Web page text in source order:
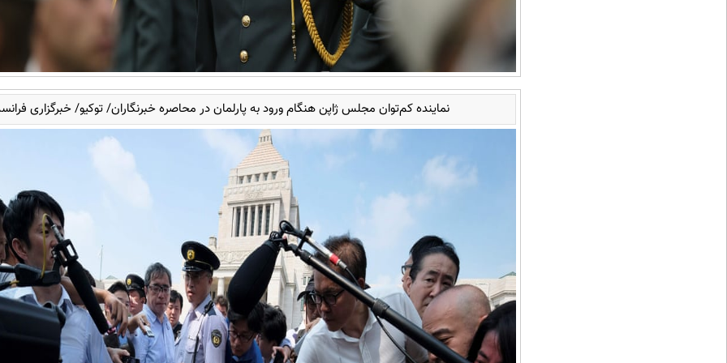
نماینده کم‌توان مجلس ژاپن هنگام ورود به پارلمان در محاصره خبرنگاران/ توکیو/ خبرگزاری